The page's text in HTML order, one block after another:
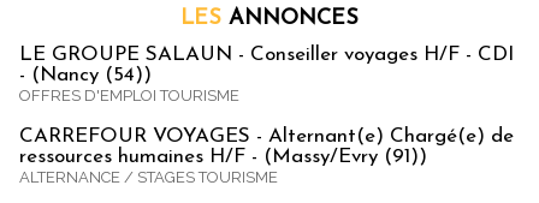
LES ANNONCES
LE GROUPE SALAUN - Conseiller voyages H/F - CDI
- (Nancy (54))
OFFRES D'EMPLOI TOURISME
CARREFOUR VOYAGES - Alternant(e) Chargé(e) de
ressources humaines H/F - (Massy/Evry (91))
ALTERNANCE / STAGES TOURISME